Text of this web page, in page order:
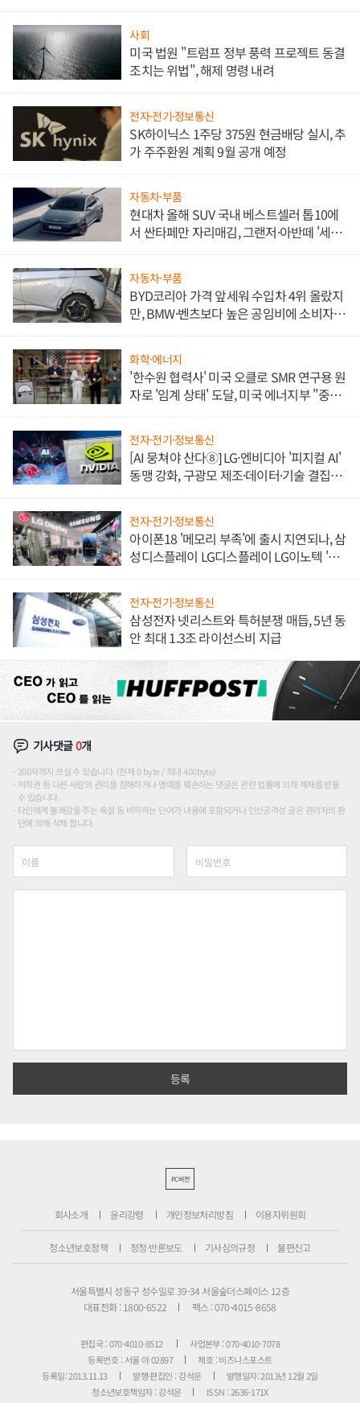
사회
미국 법원 "트럼프 정부 풍력 프로젝트 동결
조치는 위법", 해제 명령 내려
전자·전기·정보통신
SK하이닉스 1주당 375원 현금배당 실시, 추
가 주주환원 계획 9월 공개 예정
자동차·부품
현대차 올해 SUV 국내 베스트셀러 톱10에
서 싼타페만 자리매김, 그랜저·아반떼 '세단
자동차·부품
BYD코리아 가격 앞세워 수입차 4위 올랐지
만, BMW·벤츠보다 높은 공임비에 소비자
화학·에너지
'한수원 협력사' 미국 오클로 SMR 연구용 원
자로 '임계 상태' 도달, 미국 에너지부 "중요
전자·전기·정보통신
[AI 뭉쳐야 산다⑧] LG·엔비디아 '피지컬 AI'
동맹 강화, 구광모 제조·데이터·기술 결집
전자·전기·정보통신
아이폰18 '메모리 부족'에 출시 지연되나, 삼
성디스플레이 LG디스플레이 LG이노텍 '탈
전자·전기·정보통신
삼성전자 넷리스트와 특허분쟁 매듭, 5년 동
안 최대 1.3조 라이선스비 지급
기사댓글0개
200자까지 쓰실 수 있습니다. (현재 0 byte / 최대 400byte)
저작권 등 다른 사람의 권리를 침해하거나 명예를 훼손하는 댓글은 관련 법률에 의해 제재를 받을
수 있습니다.
타인에게 불쾌감을 주는 욕설 등 비하하는 단어가 내용에 포함되거나 인신공격성 글은 관리자의 판
단에 의해 삭제 합니다.
PC버전
회사소개 윤리강령 개인정보처리방침 이용자위원회
청소년보호정책 정정·반론보도 기사심의규정 불편신고
서울특별시 성동구 성수일로 39-34 서울숲더스페이스 12층
대표전화 : 1800-6522
팩스 : 070-4015-8658
편집국 : 070-4010-8512
사업본부 : 070-4010-7078
등록번호 : 서울 아 02897
제호 : 비즈니스포스트
등록일: 2013.11.13
발행·편집인 : 강석운
발행일자: 2013년 12월 2일
청소년보호책임자 : 강석운
ISSN : 2636-171X